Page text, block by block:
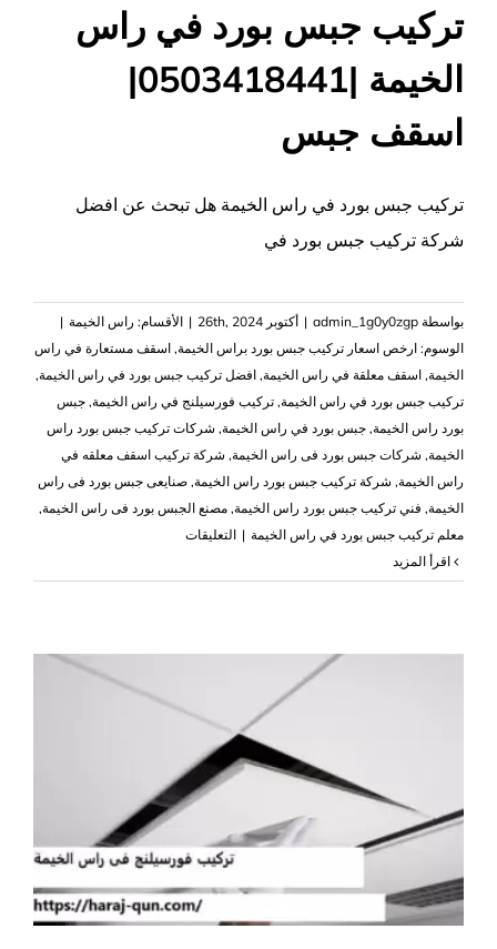
تركيب جبس بورد في راس
الخيمة |0503418441|
اسقف جبس
تركيب جبس بورد في راس الخيمة هل تبحث عن افضل
شركة تركيب جبس بورد في
بواسطة admin_1g0y0zgp
| أكتوبر 26th, 2024 | الأقسام: راس الخيمة |
الوسوم: ارخص اسعار تركيب جبس بورد براس الخيمة, اسقف مستعارة في راس
الخيمة, اسقف معلقة في راس الخيمة, افضل تركيب جبس بورد في راس الخيمة,
تركيب جبس بورد في راس الخيمة, تركيب فورسيلنج في راس الخيمة, جبس
بورد راس الخيمة, جبس بورد في راس الخيمة, شركات تركيب جبس بورد راس
الخيمة, شركات جبس بورد فى راس الخيمة, شركة تركيب اسقف معلقه في
راس الخيمة, شركة تركيب جبس بورد راس الخيمة, صنايعى جبس بورد فى راس
الخيمة, فني تركيب جبس بورد راس الخيمة, مصنع الجبس بورد فى راس الخيمة,
معلم تركيب جبس بورد في راس الخيمة | التعليقاتعلى
جبس
الخيمة
جبس
مغلقة